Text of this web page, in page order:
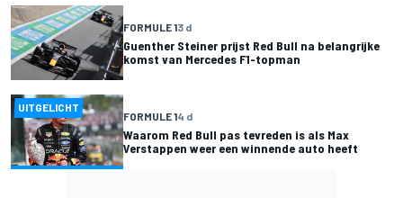
FORMULE 13 d
Guenther Steiner prijst Red Bull na belangrijke
komst van Mercedes F1-topman
UITGELICHT
FORMULE 14 d
Waarom Red Bull pas tevreden is als Max
Verstappen weer een winnende auto heeft